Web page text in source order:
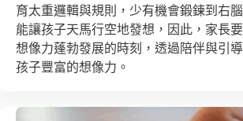
育太重邏輯與規則，少有機會鍛鍊到右
能讓孩子天馬行空地發想，因此，家長
想像力蓬勃發展的時刻，透過陪伴與引
孩子豐富的想像力。